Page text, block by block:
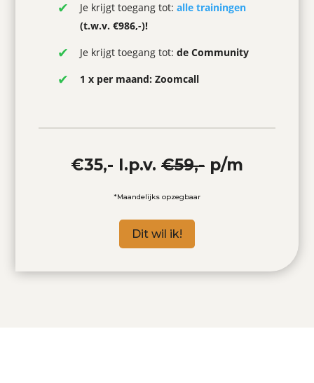
Je krijgt toegang tot:alle trainingen
(t.w.v. €986,-)!
Je krijgt toegang tot: de Community
1 x per maand: Zoomcall
€35,- I.p.v. €59,- p/m
*Maandelijks opzegbaar
Dit wil ik!